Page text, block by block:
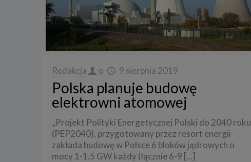
Redakcja o 9 sierpnia 2019
Polska planuje budowę
elektrowni atomowej
„Projekt Polityki Energetycznej Polski do 2040 roku
(PEP2040), przygotowany przez resort energii
zakłada budowę w Polsce 6 bloków jądrowych o
mocy 1-1,5 GW każdy (łącznie 6-9 […]